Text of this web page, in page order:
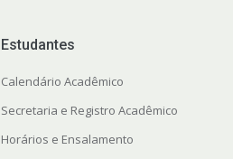
Estudantes
Calendário Acadêmico
Secretaria e Registro Acadêmico
Horários e Ensalamento